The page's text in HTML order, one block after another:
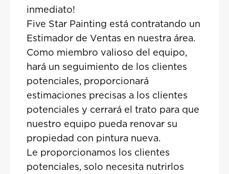
inmediato!
Five Star Painting está contratando un
Estimador de Ventas en nuestra área.
Como miembro valioso del equipo,
hará un seguimiento de los clientes
potenciales, proporcionará
estimaciones precisas a los clientes
potenciales y cerrará el trato para que
nuestro equipo pueda renovar su
propiedad con pintura nueva.
Le proporcionamos los clientes
potenciales, solo necesita nutrirlos